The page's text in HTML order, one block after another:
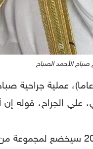
صباح الأحمد الصباح
علي الجراح، قوله